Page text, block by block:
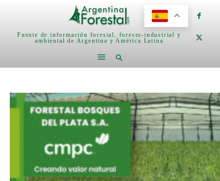
Fuente de información forestal, foresto-industrial y
ambiental de Argentina y América Latina